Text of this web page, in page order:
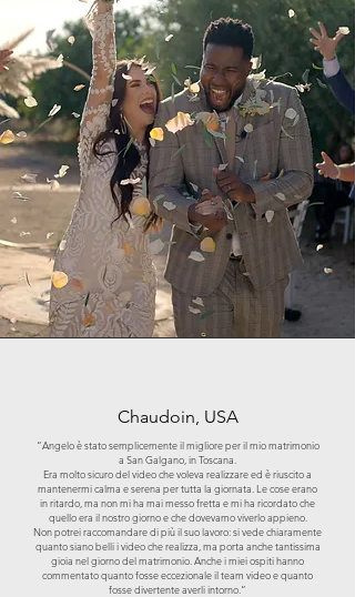
Chaudoin, USA
“Angelo è stato semplicemente il migliore per il mio matrimonio
a San Galgano, in Toscana.
Era molto sicuro del video che voleva realizzare ed è riuscito a
mantenermi calma e serena per tutta la giornata. Le cose erano
in ritardo, ma non mi ha mai messo fretta e mi ha ricordato che
quello era il nostro giorno e che dovevamo viverlo appieno.
Non potrei raccomandare di più il suo lavoro: si vede chiaramente
quanto siano belli i video che realizza, ma porta anche tantissima
gioia nel giorno del matrimonio. Anche i miei ospiti hanno
commentato quanto fosse eccezionale il team video e quanto
fosse divertente averli intorno.”